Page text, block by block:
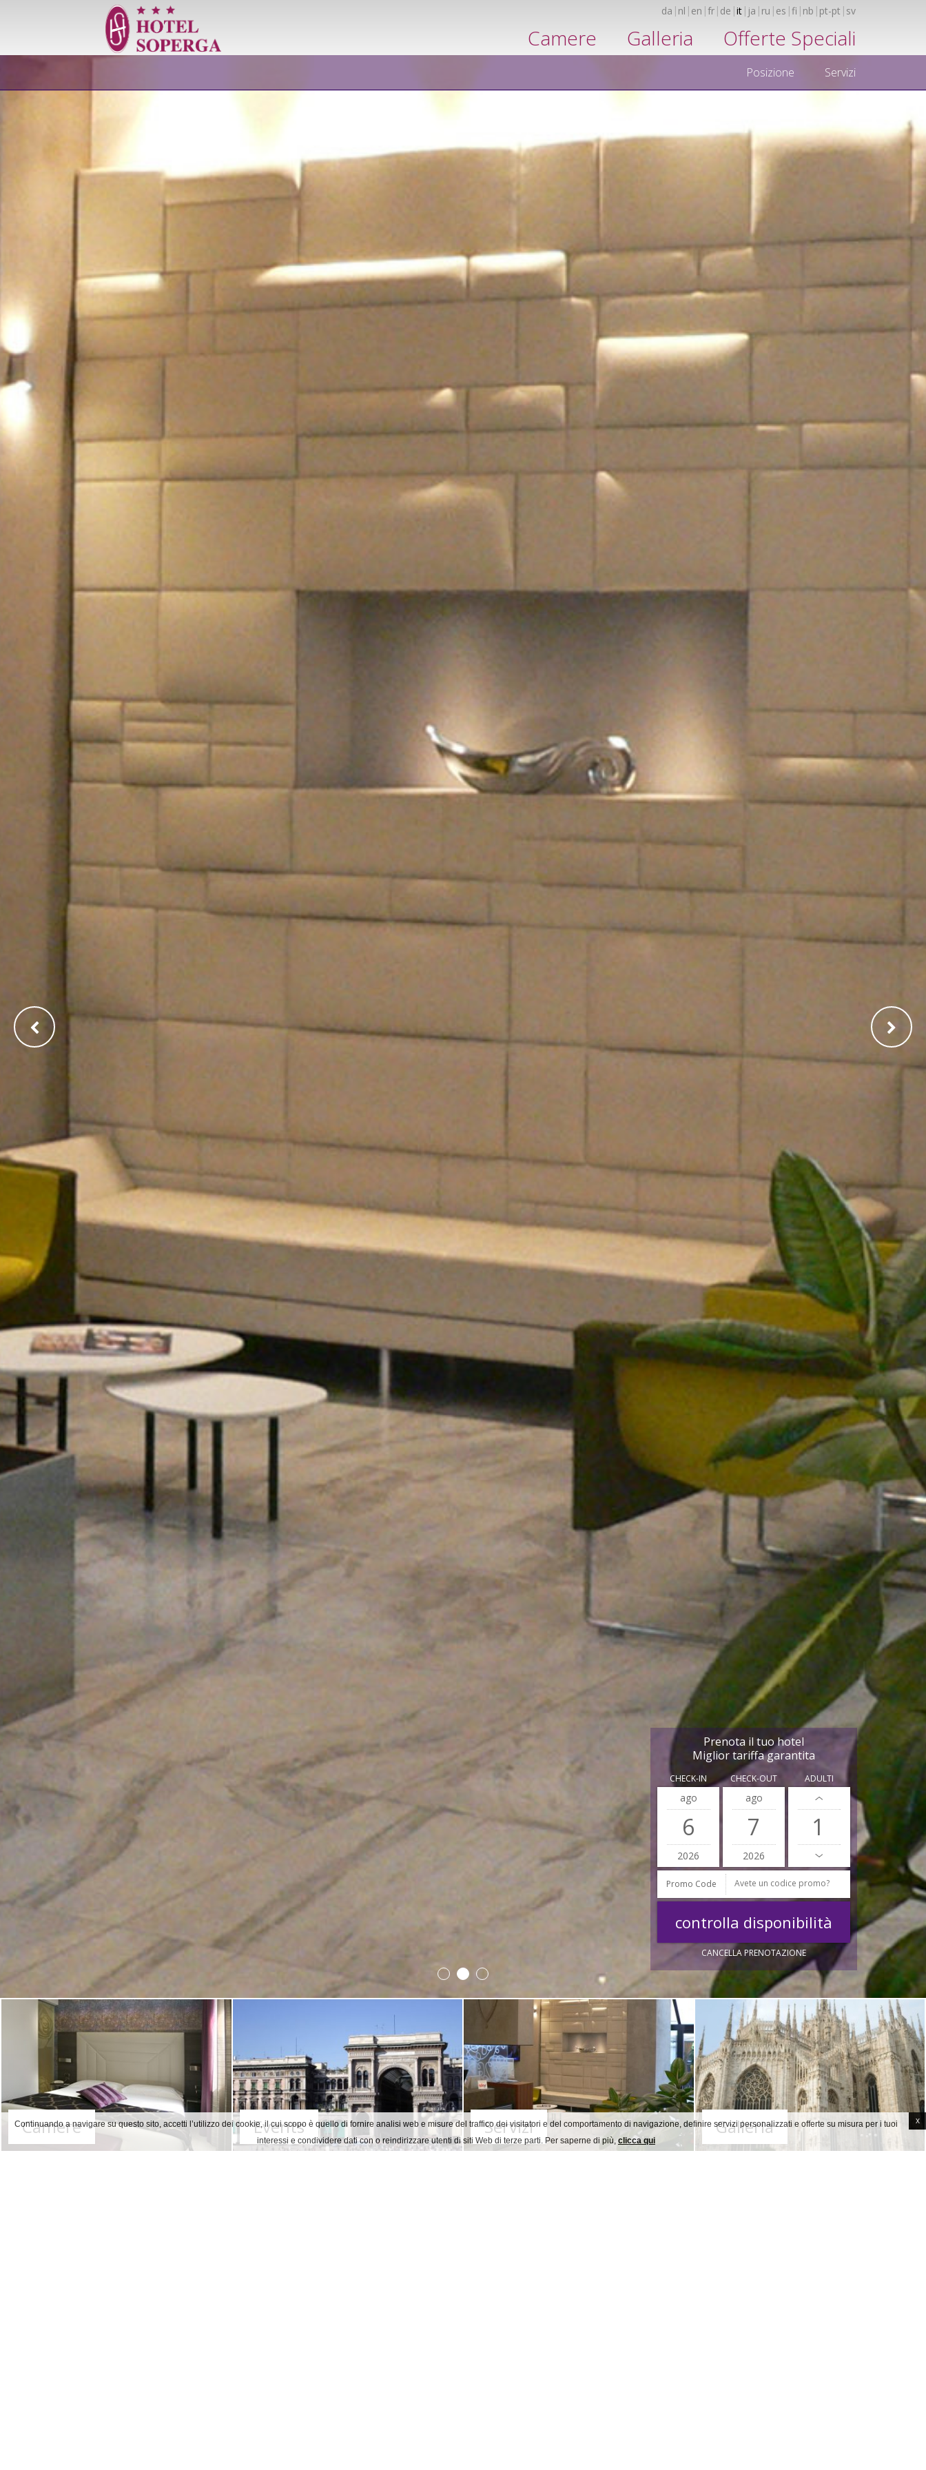
da nl en fr de it ja ru es fi nb pt-pt sv
Camere Galleria Offerte Speciali
Posizione Servizi
•
Prenota il tuo hotel
Miglior tariffa garantita
CHECK-IN
ago
6
2026
CHECK-OUT
ago
7
2026
ADULTI
Promo Code
CANCELLA PRENOTAZIONE
Camere Events Servizi Galleria
Continuando a navigare su questo sito, accetti l’utilizzo dei cookie, il cui scopo è quello di fornire analisi web e misure del traffico dei visitatori e del comportamento di navigazione, definire servizi personalizzati e offerte su misura per i tuoi
interessi e condividere dati con o reindirizzare utenti di siti Web di terze parti. Per saperne di più, clicca qui
x